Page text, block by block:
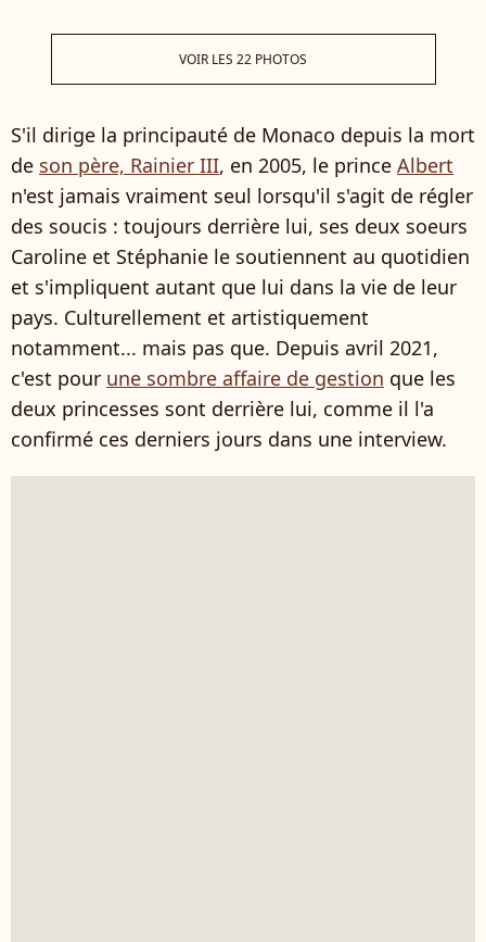
VOIR LES 22 PHOTOS
S'il dirige la principauté de Monaco depuis la mort
de son père, Rainier III, en 2005, le prince Albert
n'est jamais vraiment seul lorsqu'il s'agit de régler
des soucis : toujours derrière lui, ses deux soeurs
Caroline et Stéphanie le soutiennent au quotidien
et s'impliquent autant que lui dans la vie de leur
pays. Culturellement et artistiquement
notamment... mais pas que. Depuis avril 2021,
c'est pour une sombre affaire de gestion que les
deux princesses sont derrière lui, comme il l'a
confirmé ces derniers jours dans une interview.